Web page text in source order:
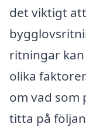
det viktigt
ritningar
olika
om vad som
titta på